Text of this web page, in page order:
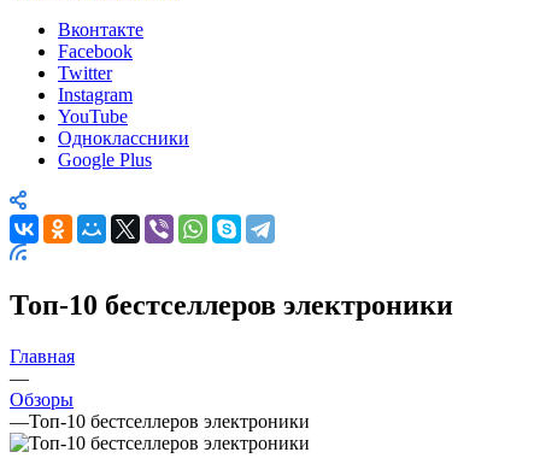
Вконтакте
Facebook
Twitter
Instagram
YouTube
Одноклассники
Google Plus
Топ-10 бестселлеров электроники
Главная
—
Обзоры
—Топ-10 бестселлеров электроники